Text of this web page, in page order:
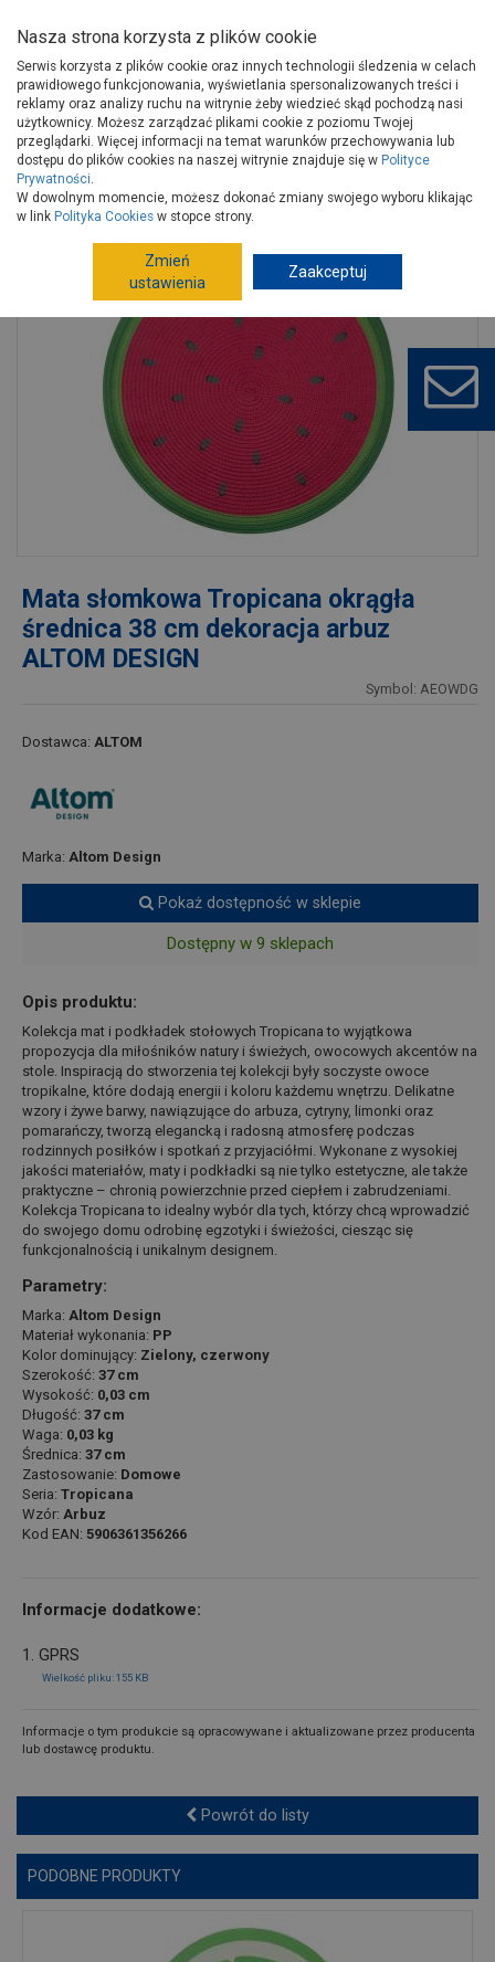
Strona główna Wyposażenie
Dekoracje
Dekoracja wnętrz
Maty, podkładki na stół
Mata słomkowa Tropicana okrągła średnica 38 cm dekoracja arbuz
ALTOM
Mata słomkowa Tropicana okrągła
średnica 38 cm dekoracja arbuz
ALTOM DESIGN
Symbol: AEOWDG
Dostawca: ALTOM
Marka: Altom Design
Pokaż dostępność w sklepie
Dostępny w 9 sklepach
Opis produktu:
Kolekcja mat i podkładek stołowych Tropicana to wyjątkowa
propozycja dla miłośników natury i świeżych, owocowych akcentów na
stole. Inspiracją do stworzenia tej kolekcji były soczyste owoce
tropikalne, które dodają energii i koloru każdemu wnętrzu. Delikatne
wzory i żywe barwy, nawiązujące do arbuza, cytryny, limonki oraz
pomarańczy, tworzą elegancką i radosną atmosferę podczas
rodzinnych posiłków i spotkań z przyjaciółmi. Wykonane z wysokiej
jakości materiałów, maty i podkładki są nie tylko estetyczne, ale także
praktyczne – chronią powierzchnie przed ciepłem i zabrudzeniami.
Kolekcja Tropicana to idealny wybór dla tych, którzy chcą wprowadzić
do swojego domu odrobinę egzotyki i świeżości, ciesząc się
funkcjonalnością i unikalnym designem.
Parametry:
Marka: Altom Design
Materiał wykonania: PP
Kolor dominujący: Zielony, czerwony
Szerokość: 37 cm
Wysokość: 0,03 cm
Długość: 37 cm
Waga: 0,03 kg
Średnica: 37 cm
Zastosowanie: Domowe
Seria: Tropicana
Wzór: Arbuz
Kod EAN: 5906361356266
Informacje dodatkowe:
1. GPRS
Wielkość pliku: 155 KB
Informacje o tym produkcie są opracowywane i aktualizowane przez producenta
lub dostawcę produktu.
Powrót do listy
PODOBNE PRODUKTY
Nasza strona korzysta z plików cookie
Serwis korzysta z plików cookie oraz innych technologii śledzenia w celach
prawidłowego funkcjonowania, wyświetlania spersonalizowanych treści i
reklamy oraz analizy ruchu na witrynie żeby wiedzieć skąd pochodzą nasi
użytkownicy. Możesz zarządzać plikami cookie z poziomu Twojej
przeglądarki. Więcej informacji na temat warunków przechowywania lub
dostępu do plików cookies na naszej witrynie znajduje się w Polityce
Prywatności.
W dowolnym momencie, możesz dokonać zmiany swojego wyboru klikając
w link Polityka Cookies w stopce strony.
Zmień
ustawienia
Zaakceptuj